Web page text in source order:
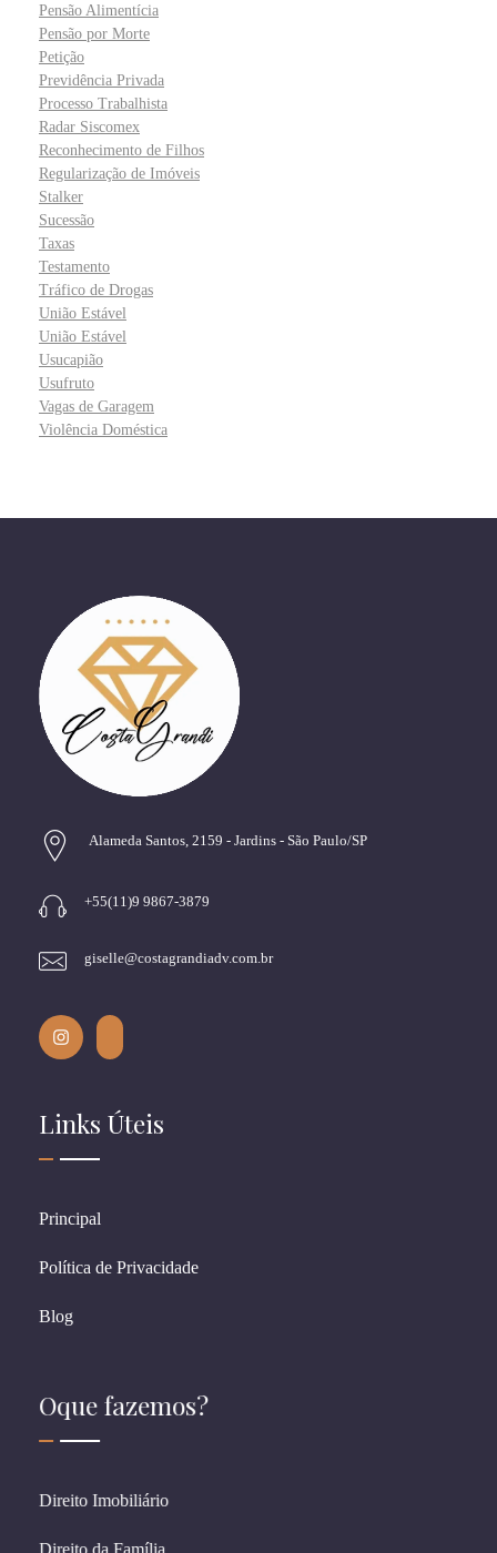
Pensão Alimentícia
Pensão por Morte
Petição
Previdência Privada
Processo Trabalhista
Radar Siscomex
Reconhecimento de Filhos
Regularização de Imóveis
Stalker
Sucessão
Taxas
Testamento
Tráfico de Drogas
União Estável
União Estável
Usucapião
Usufruto
Vagas de Garagem
Violência Doméstica
Alameda Santos, 2159 - Jardins - São Paulo/SP
+55(11)9 9867-3879
giselle@costagrandiadv.com.br
Links Úteis
Principal
Política de Privacidade
Blog
Oque fazemos?
Direito Imobiliário
Direito da Família